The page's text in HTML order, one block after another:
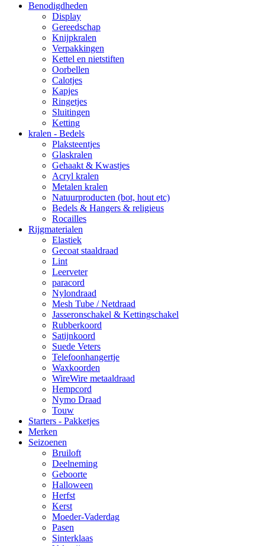
Benodigdheden
Display
Gereedschap
Knijpkralen
Verpakkingen
Kettel en nietstiften
Oorbellen
Calotjes
Kapjes
Ringetjes
Sluitingen
Ketting
kralen - Bedels
Plaksteentjes
Glaskralen
Gehaakt & Kwastjes
Acryl kralen
Metalen kralen
Natuurproducten (bot, hout etc)
Bedels & Hangers & religieus
Rocailles
Rijgmaterialen
Elastiek
Gecoat staaldraad
Lint
Leerveter
paracord
Nylondraad
Mesh Tube / Netdraad
Jasseronschakel & Kettingschakel
Rubberkoord
Satijnkoord
Suede Veters
Telefoonhangertje
Waxkoorden
WireWire metaaldraad
Hempcord
Nymo Draad
Touw
Starters - Pakketjes
Merken
Seizoenen
Bruiloft
Deelneming
Geboorte
Halloween
Herfst
Kerst
Moeder-Vaderdag
Pasen
Sinterklaas